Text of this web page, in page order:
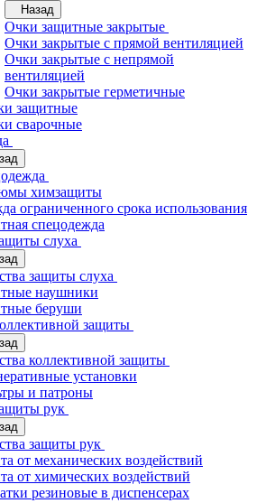
Назад
Очки защитные закрытые
Очки закрытые с прямой вентиляцией
Очки закрытые с непрямой
вентиляцией
Очки закрытые герметичные
защитные
сварочные
химзащиты
ограниченного срока использования
спецодежда
слуха
защиты слуха
наушники
беруши
защиты
коллективной защиты
установки
и патроны
рук
защиты рук
от механических воздействий
от химических воздействий
резиновые в диспенсерах